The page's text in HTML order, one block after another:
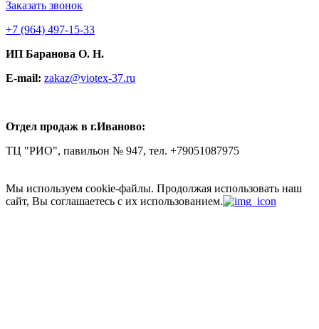
Заказать звонок
+7 (964) 497-15-33
ИП Баранова О. Н.
E-mail: zakaz@viotex-37.ru
Отдел продаж в г.Иваново:
ТЦ "РИО", павильон № 947, тел. +79051087975
Мы используем cookie-файлы. Продолжая использовать наш
сайт, Вы соглашаетесь с их использованием.